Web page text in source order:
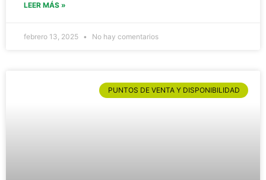
LEER MÁS »
febrero 13, 2025 No hay comentarios
PUNTOS DE VENTA Y DISPONIBILIDAD